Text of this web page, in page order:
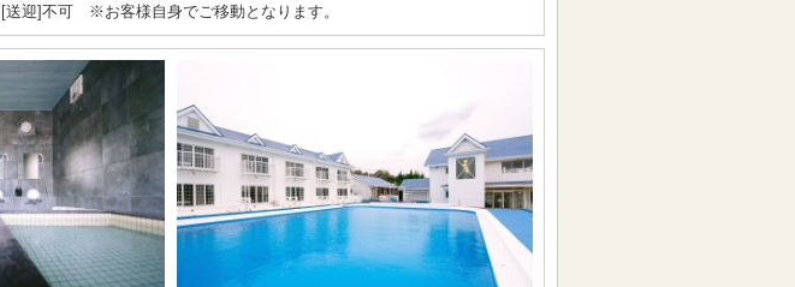
[送迎]不可 ※お客様自身でご移動となります。